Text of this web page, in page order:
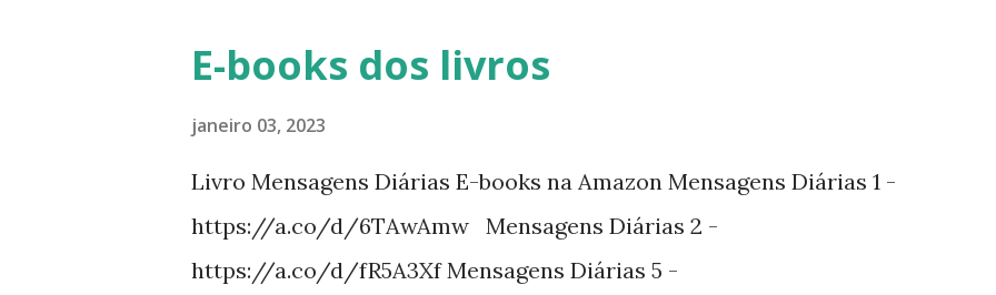
E-books dos livros
janeiro 03, 2023
Livro Mensagens Diárias E-books na Amazon Mensagens Diárias 1 -
https://a.co/d/6TAwAmw Mensagens Diárias 2 -
https://a.co/d/fR5A3Xf Mensagens Diárias 5 -